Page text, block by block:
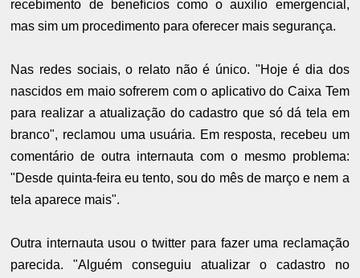
recebimento de benefícios como o auxílio emergencial,
mas sim um procedimento para oferecer mais segurança.
Nas redes sociais, o relato não é único. "Hoje é dia dos
nascidos em maio sofrerem com o aplicativo do Caixa Tem
para realizar a atualização do cadastro que só dá tela em
branco", reclamou uma usuária. Em resposta, recebeu um
comentário de outra internauta com o mesmo problema:
"Desde quinta-feira eu tento, sou do mês de março e nem a
tela aparece mais".
Outra internauta usou o twitter para fazer uma reclamação
parecida. "Alguém conseguiu atualizar o cadastro no